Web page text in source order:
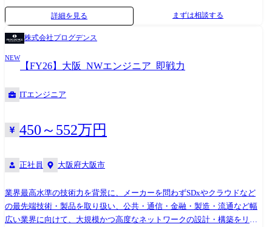
SIerとして、文教・公共・民間市場を対象に、最上流工程から高品質なイ
ンテグレーションを提供するための組織運営・品質管理・案件推進をリ
ードします。 具体的には、自組織の戦略策定と実行、複数プロジェクト
の進捗・品質・コスト管理、メンバーの採用・育成・評価を担い、顧客
価値と事業価値の最大化を目指します。 2019年に発足した関西事業部
は、これまでの実績と信頼により上流工程の案件で多数のご相談をいた
だいています。 現在は事業拡大フェーズにあり、さらなる成長を目指し
て、一緒に事業を盛り上げる管理職メンバーを募集しています! 【対応技
Nutanix等、 オンプレからクラウド(基盤含む)、さらにIDマネジメントや
認証基盤、AIエージェントまで幅広い技術を対応します。 【実績例】 ・
業様…Azure Virtual Desktop 導入案件 ・大手製薬企業様…Microsoft
範囲:会社の定める事業所(リモートワーク含む)】
詳細を見る まずは相談する
株式会社プログデンス
NEW
【FY26】大阪_NWエンジニア_即戦力
ITエンジニア
450～552万円
正社員 大阪府大阪市
業界最高水準の技術力を背景に、メーカーを問わずSDxやクラウドなど
の最先端技術・製品を取り扱い、公共・通信・金融・製造・流通など幅
広い業界に向けて、大規模かつ高度なネットワークの設計・構築をリー